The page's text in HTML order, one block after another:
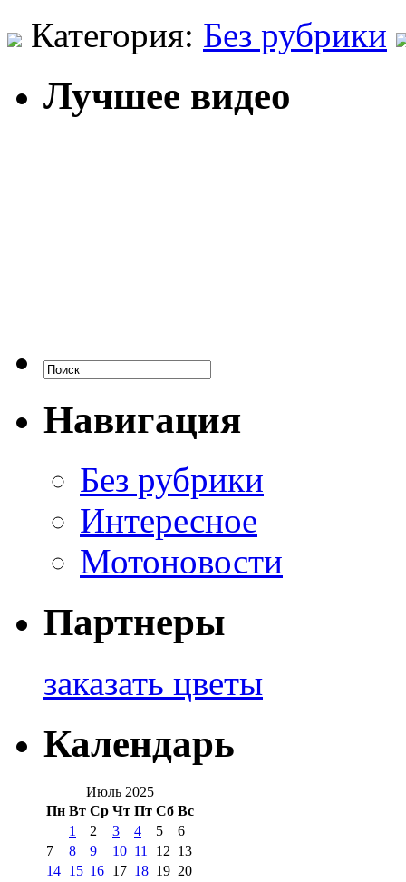
Категория: Без рубрики
Лучшее видео
Навигация
Без рубрики
Интересное
Мотоновости
Партнеры
заказать цветы
Календарь
Июль 2025
Пн Вт Ср Чт Пт Сб Вс
1 2 3 4 5
6
7
8 9 10 11 12 13
14 15 16 17 18 19 20